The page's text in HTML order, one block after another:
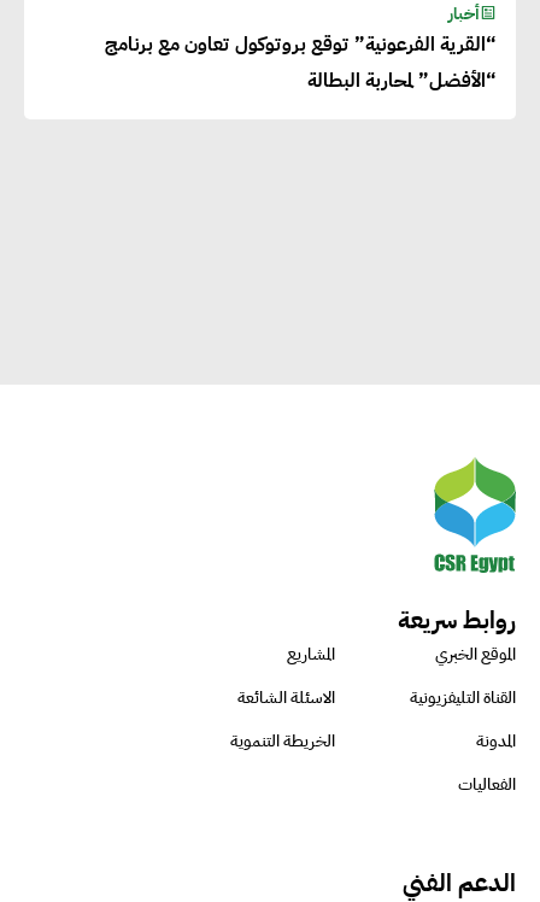
أخبار
“القرية الفرعونية” توقع بروتوكول تعاون مع برنامج
“الأفضل” لمحاربة البطالة
روابط سريعة
الموقع الخبري
المشاريع
القناة التليفزيونية
الاسئلة الشائعة
المدونة
الخريطة التنموية
الفعاليات
الدعم الفني